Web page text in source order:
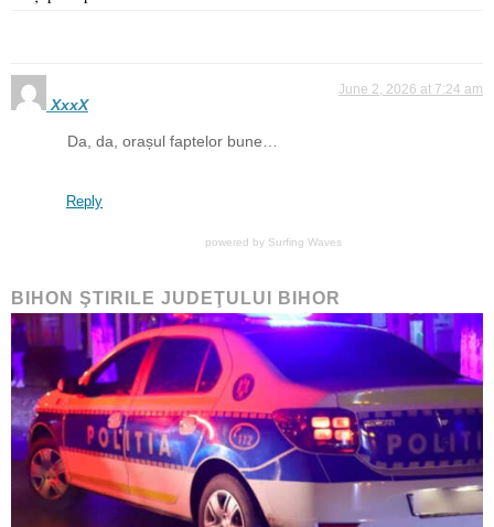
XxxX
June 2, 2026 at 7:24 am
Da, da, orașul faptelor bune…
Reply
powered by Surfing Waves
BIHON ŞTIRILE JUDEŢULUI BIHOR